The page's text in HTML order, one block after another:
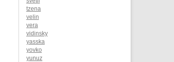
tzena
velin
vera
vidinsky
yasska
yovko
yunuz